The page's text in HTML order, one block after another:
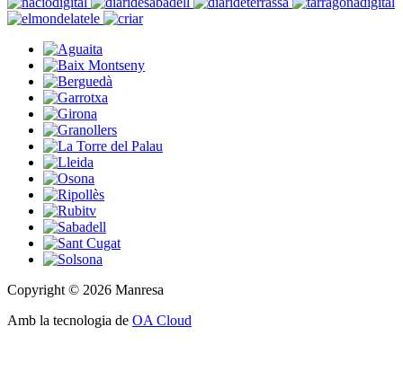
Copyright © 2026 Manresa
Amb la tecnologia de OA Cloud